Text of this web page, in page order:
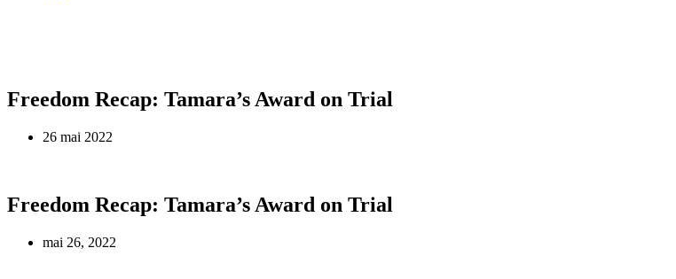
Freedom Recap: Tamara’s Award on Trial
26 mai 2022
Freedom Recap: Tamara’s Award on Trial
mai 26, 2022